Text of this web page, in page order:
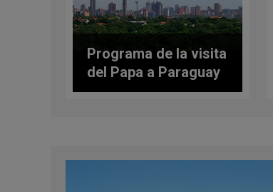
Programa de la visita
del Papa a Paraguay